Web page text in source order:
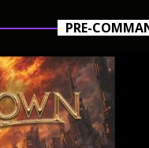
PRE-